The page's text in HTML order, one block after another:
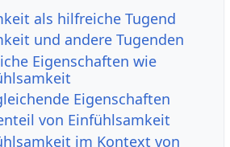
als hilfreiche Tugend
und andere Tugenden
Eigenschaften wie
Eigenschaften
von Einfühlsamkeit
im Kontext von